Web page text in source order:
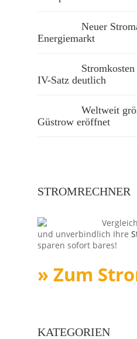
Neuer
Energiemarkt
IV-Satz deutlich
Weltweit
Güstrow eröffnet
STROMRECHNER
und unverbindlich Ihre
sparen sofort bares!
» Zum
KATEGORIEN